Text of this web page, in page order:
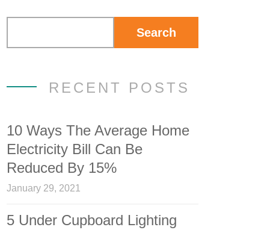
RECENT POSTS
10 Ways The Average Home
Electricity Bill Can Be
Reduced By 15%
January 29, 2021
5 Under Cupboard Lighting